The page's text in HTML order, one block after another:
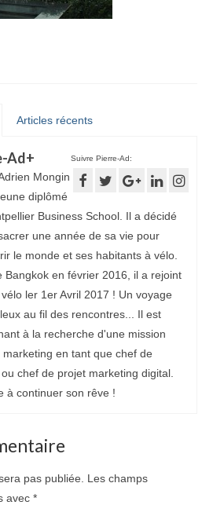
Articles récents
Suivre Pierre-Ad:
Ad+
Mongin
diplômé
Business School. Il a décidé
une année de sa vie pour
le monde et ses habitants à vélo.
Bangkok en février 2016, il a rejoint
ler 1er Avril 2017 ! Un voyage
au fil des rencontres... Il est
à la recherche d'une mission
marketing en tant que chef de
chef de projet marketing digital.
à continuer son rêve !
pas publiée.
Les champs
avec *